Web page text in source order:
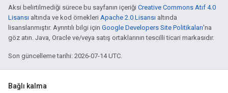
Aksi belirtilmediği sürece bu sayfanın içeriği Creative Commons Atıf 4.0
Lisansı altında ve kod örnekleri Apache 2.0 Lisansı altında
lisanslanmıştır. Ayrıntılı bilgi için Google Developers Site Politikaları'na
göz atın. Java, Oracle ve/veya satış ortaklarının tescilli ticari markasıdır.
Son güncelleme tarihi: 2026-07-14 UTC.
Bağlı kalma